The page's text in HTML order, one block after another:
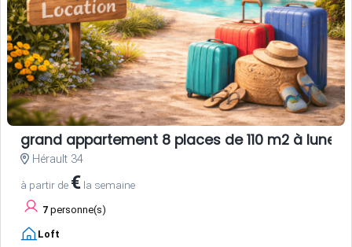
grand appartement 8 places de 110 m2 à lunel
Hérault 34
à partir de € la semaine
7 personne(s)
Loft